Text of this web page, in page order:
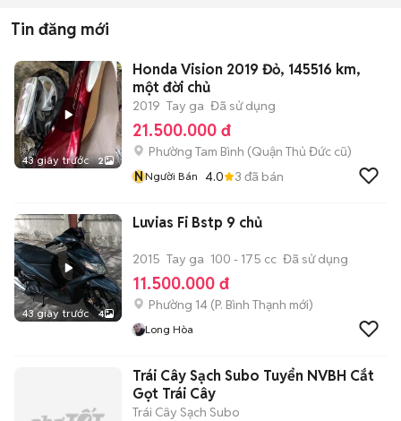
Tin đăng mới
43 giây trước 2
Honda Vision 2019 Đỏ, 145516 km,
một đời chủ
2019 Tay ga Đã sử dụng
21.500.000 đ
Phường Tam Bình (Quận Thủ Đức cũ)
NNgười Bán 4.0 3 đã bán
43 giây trước 4
Luvias Fi Bstp 9 chủ
2015 Tay ga 100 - 175 cc Đã sử dụng
11.500.000 đ
Phường 14 (P. Bình Thạnh mới)
Long Hòa
Trái Cây Sạch Subo Tuyển NVBH Cắt
Gọt Trái Cây
Trái Cây Sạch Subo